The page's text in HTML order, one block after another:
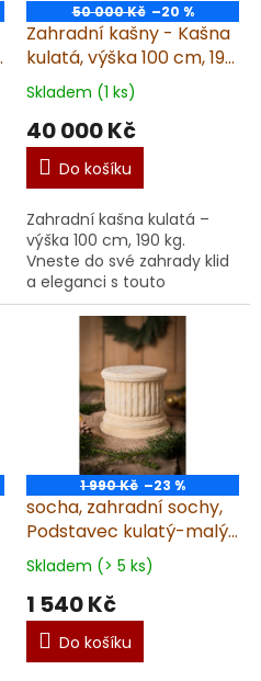
50 000 Kč –20 %
Zahradní kašny - Kašna
kulatá, výška 100 cm, 190
kg - komplet - pískovec
Skladem (1 ks)
40 000 Kč
Do košíku
Zahradní kašna kulatá –
výška 100 cm, 190 kg.
Vneste do své zahrady klid
a eleganci s touto
nádhernou kulatou
zahradní kašnou. Kašna je
vyrobena v ČR z kvalitního
1 990 Kč –23 %
socha, zahradní sochy,
Podstavec kulatý-malý
Skladem (> 5 ks)
1 540 Kč
Do košíku